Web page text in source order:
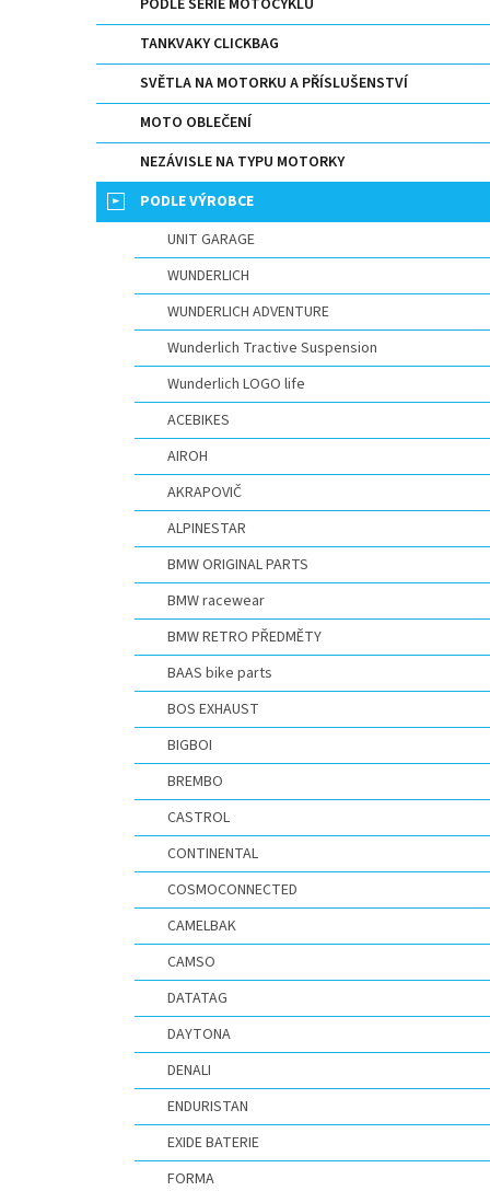
a
PODLE SERIE MOTOCYKLU
TANKVAKY CLICKBAG
SVĚTLA NA MOTORKU A PŘÍSLUŠENSTVÍ
MOTO OBLEČENÍ
NEZÁVISLE NA TYPU MOTORKY
PODLE VÝROBCE
UNIT GARAGE
WUNDERLICH
WUNDERLICH ADVENTURE
Wunderlich Tractive Suspension
Wunderlich LOGO life
ACEBIKES
AIROH
AKRAPOVIČ
ALPINESTAR
BMW ORIGINAL PARTS
BMW racewear
BMW RETRO PŘEDMĚTY
BAAS bike parts
BOS EXHAUST
BIGBOI
BREMBO
CASTROL
CONTINENTAL
COSMOCONNECTED
CAMELBAK
CAMSO
DATATAG
DAYTONA
DENALI
ENDURISTAN
EXIDE BATERIE
FORMA